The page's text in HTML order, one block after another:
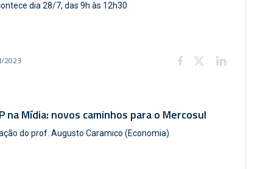
dia 28/7, das 9h às 12h30
2023
na Mídia: novos caminhos para o Mercosul
do prof. Augusto Caramico (Economia)